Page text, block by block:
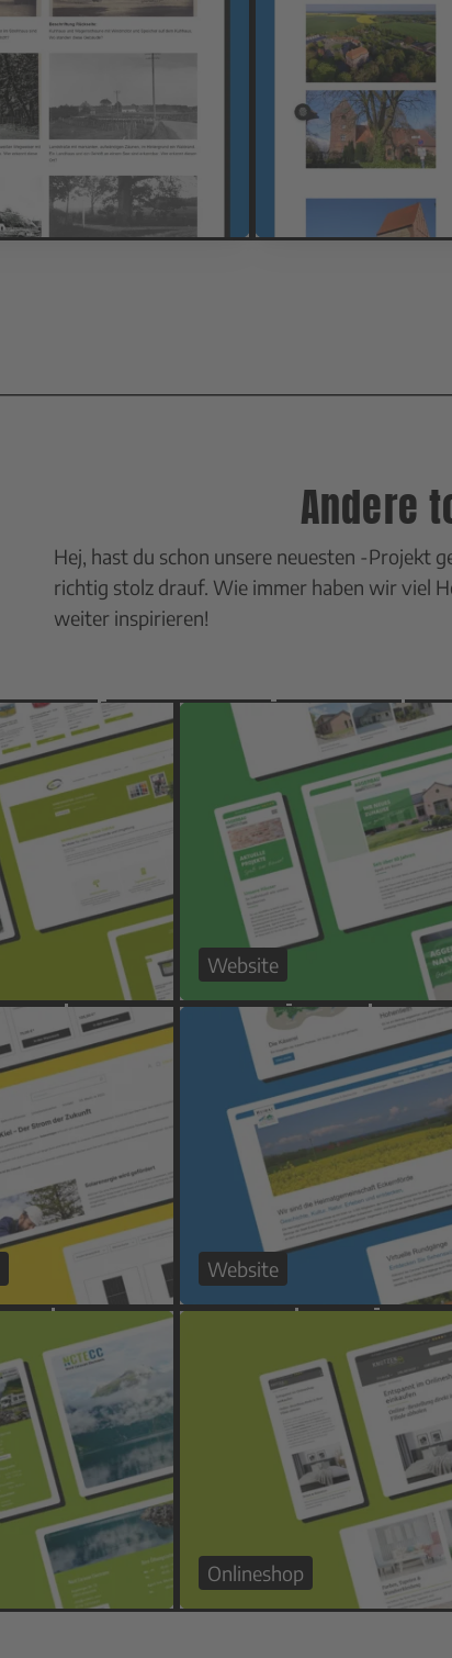
Andere
Hej, hast du schon unsere neuesten -Projekt
richtig stolz drauf. Wie immer haben wir viel
weiter inspirieren!
Website
Website
Onlineshop